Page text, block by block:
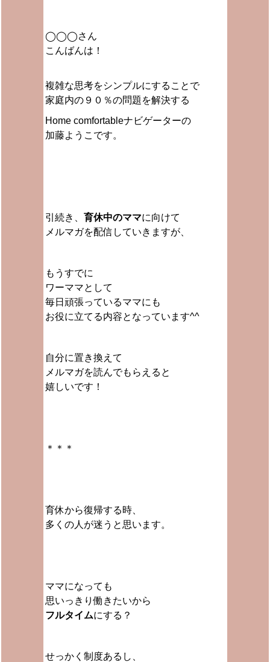
◯◯◯さん
こんばんは！
複雑な思考をシンプルにすることで
家庭内の９０％の問題を解決する
Home comfortableナビゲーターの
加藤ようこです。
引続き、 育休中のママに向けて
メルマガを配信していきますが、
もうすでに
ワーママとして
毎日頑張っているママにも
お役に立てる内容となっています^^
自分に置き換えて
メルマガを読んでもらえると
嬉しいです！
＊＊＊
育休から復帰する時、
多くの人が迷うと思います。
ママになっても
思いっきり働きたいから
フルタイムにする？
せっかく制度あるし、